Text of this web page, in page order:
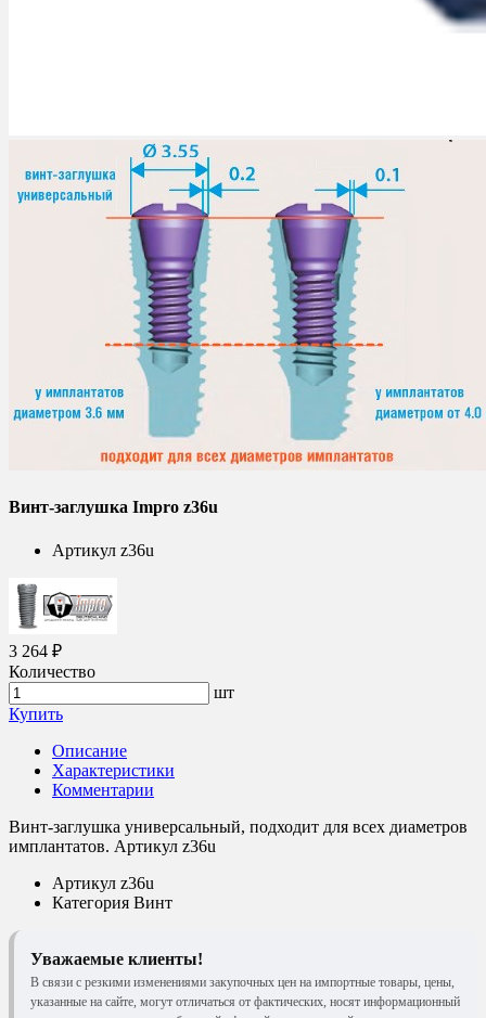
Винт-заглушка Impro z36u
Артикул z36u
3 264 ₽
Количество
шт
Купить
Описание
Характеристики
Комментарии
Винт-заглушка универсальный, подходит для всех диаметров
имплантатов. Артикул z36u
Артикул z36u
Категория Винт
Уважаемые клиенты!
В связи с резкими изменениями закупочных цен на импортные товары, цены,
указанные на сайте, могут отличаться от фактических, носят информационный